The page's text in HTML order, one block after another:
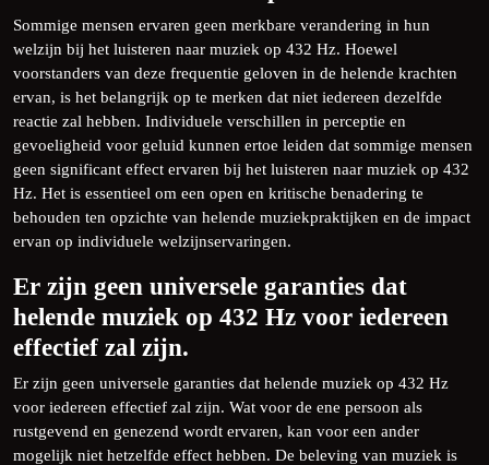
Sommige mensen ervaren geen merkbare verandering in hun
welzijn bij het luisteren naar muziek op 432 Hz. Hoewel
voorstanders van deze frequentie geloven in de helende krachten
ervan, is het belangrijk op te merken dat niet iedereen dezelfde
reactie zal hebben. Individuele verschillen in perceptie en
gevoeligheid voor geluid kunnen ertoe leiden dat sommige mensen
geen significant effect ervaren bij het luisteren naar muziek op 432
Hz. Het is essentieel om een open en kritische benadering te
behouden ten opzichte van helende muziekpraktijken en de impact
ervan op individuele welzijnservaringen.
Er zijn geen universele garanties dat
helende muziek op 432 Hz voor iedereen
effectief zal zijn.
Er zijn geen universele garanties dat helende muziek op 432 Hz
voor iedereen effectief zal zijn. Wat voor de ene persoon als
rustgevend en genezend wordt ervaren, kan voor een ander
mogelijk niet hetzelfde effect hebben. De beleving van muziek is